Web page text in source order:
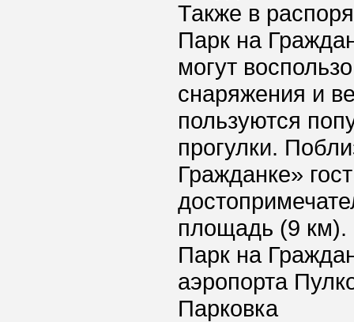
Также в
Парк на
могут
снаряжения и
пользуются
прогулки.
Гражданке»
площадь (9 км).
Парк на
аэропорта
Парковка